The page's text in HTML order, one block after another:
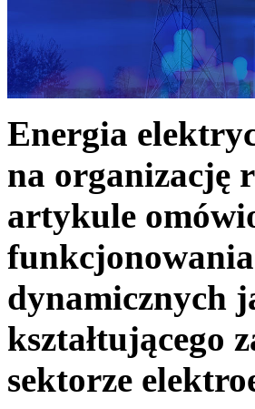
Energia
na organizację
artykule
funkcjonowania
dynamicznych
kształtującego
sektorze